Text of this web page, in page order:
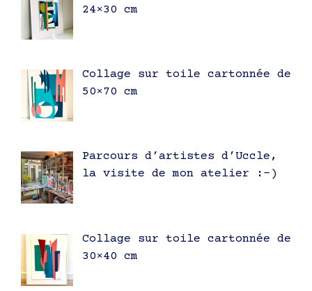
24×30 cm
Collage sur toile cartonnée de
50×70 cm
Parcours d’artistes d’Uccle,
la visite de mon atelier :-)
Collage sur toile cartonnée de
30×40 cm